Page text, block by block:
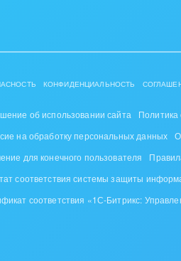
КОНФИДЕНЦИАЛЬНОСТЬ
об использовании сайта
на обработку персональных данных
для конечного пользователя
соответствия системы защиты
соответствия «1С-Битрикс: